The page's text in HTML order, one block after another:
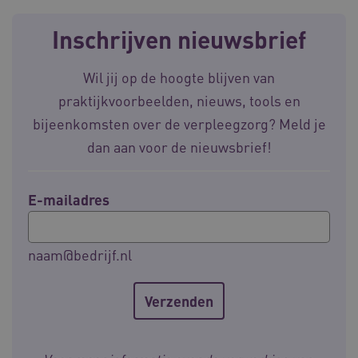
Inschrijven nieuwsbrief
Wil jij op de hoogte blijven van
praktijkvoorbeelden, nieuws, tools en
bijeenkomsten over de verpleegzorg? Meld je
dan aan voor de nieuwsbrief!
E-mailadres
naam@bedrijf.nl
__Secure-ROLLOUT_TOKEN
ARRAffinity
Microsoft Corporation
.waardigheidentrots.nl
Google Privacy Policy